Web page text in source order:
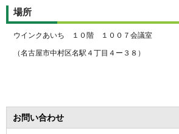
場所
ウインクあいち １０階 １００７会議室
（名古屋市中村区名駅４丁目４ー３８）
お問い合わせ